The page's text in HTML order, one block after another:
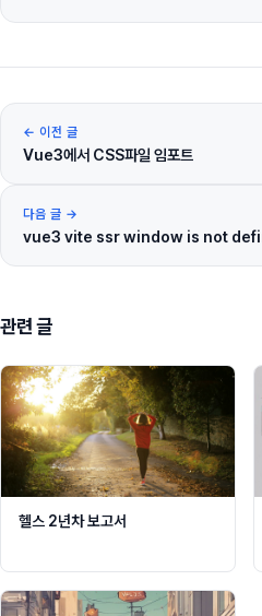
← 이전 글
Vue3에서 CSS파일 임포트
다음 글 →
vue3 vite ssr window is not
관련 글
헬스 2년차 보고서